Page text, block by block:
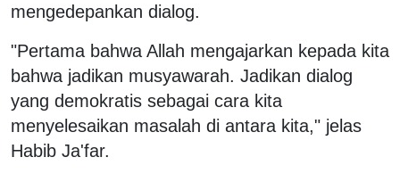
mengedepankan dialog.
"Pertama bahwa Allah mengajarkan kepada kita
bahwa jadikan musyawarah. Jadikan dialog
yang demokratis sebagai cara kita
menyelesaikan masalah di antara kita," jelas
Habib Ja'far.